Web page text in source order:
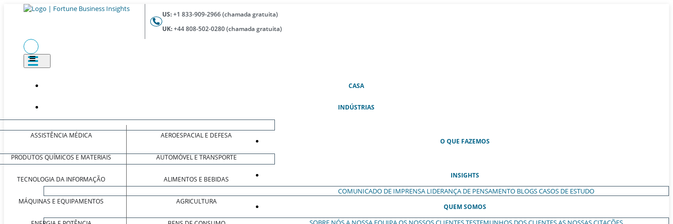
US:+1 833-909-2966 (chamada gratuita)
UK:+44 808-502-0280 (chamada gratuita)
CASA(ATUAL)
INDÚSTRIAS
ASSISTÊNCIA MÉDICA
PRODUTOS QUÍMICOS E MATERIAIS
TECNOLOGIA DA INFORMAÇÃO
MÁQUINAS E EQUIPAMENTOS
AEROESPACIAL E DEFESA
AUTOMÓVEL E TRANSPORTE
ALIMENTOS E BEBIDAS
AGRICULTURA
O QUE FAZEMOS
INSIGHTS
COMUNICADO DE IMPRENSA LIDERANÇA DE PENSAMENTO BLOGSCASOS DE ESTUDO
QUEM SOMOS